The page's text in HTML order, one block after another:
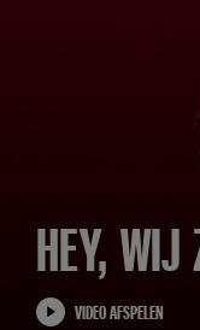
HEY,
VIDEO AFSPELEN